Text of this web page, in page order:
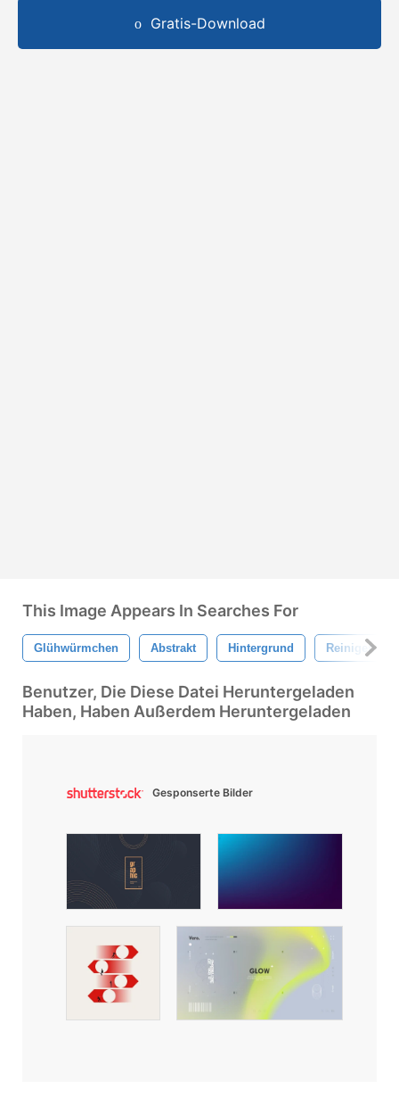
Gratis-Download
This Image Appears In Searches For
Glühwürmchen Abstrakt Hintergrund Reinigen
Benutzer, Die Diese Datei Heruntergeladen
Haben, Haben Außerdem Heruntergeladen
Gesponserte Bilder